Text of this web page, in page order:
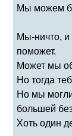
Мы можем
Мы-ничто, и
поможет.
Может мы
Но тогда
Но мы
большей
Хоть один